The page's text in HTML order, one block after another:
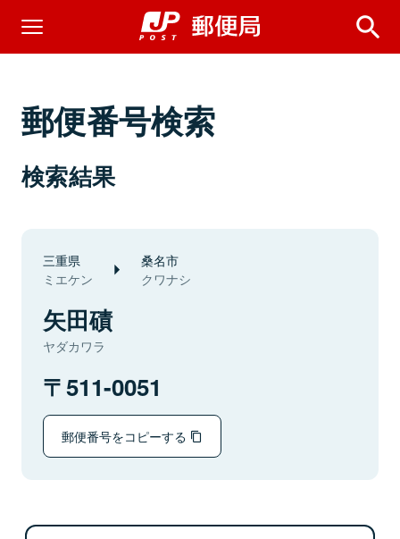
郵便番号検索
検索結果
三重県
ミエケン
桑名市
クワナシ
矢田磧
ヤダカワラ
511-0051
郵便番号をコピーする